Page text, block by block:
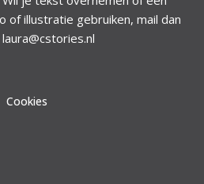
of illustratie gebruiken, mail dan
Cookies